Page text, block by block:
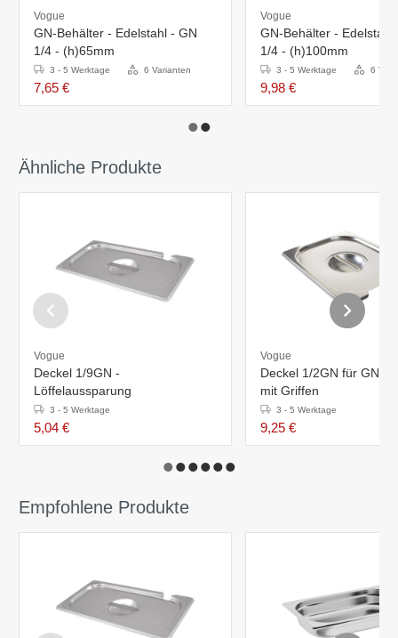
Vogue
GN-Behälter - Edelstahl - GN
1/4 - (h)65mm
3 - 5 Werktage 6 Varianten
7,65 €
Vogue
GN-Behälter - Edelstahl
1/4 - (h)100mm
3 - 5 Werktage 6
9,98 €
Ähnliche Produkte
Vogue
Deckel 1/9GN -
Löffelaussparung
3 - 5 Werktage
5,04 €
Vogue
Deckel 1/2GN für GN
mit Griffen
3 - 5 Werktage
9,25 €
Empfohlene Produkte